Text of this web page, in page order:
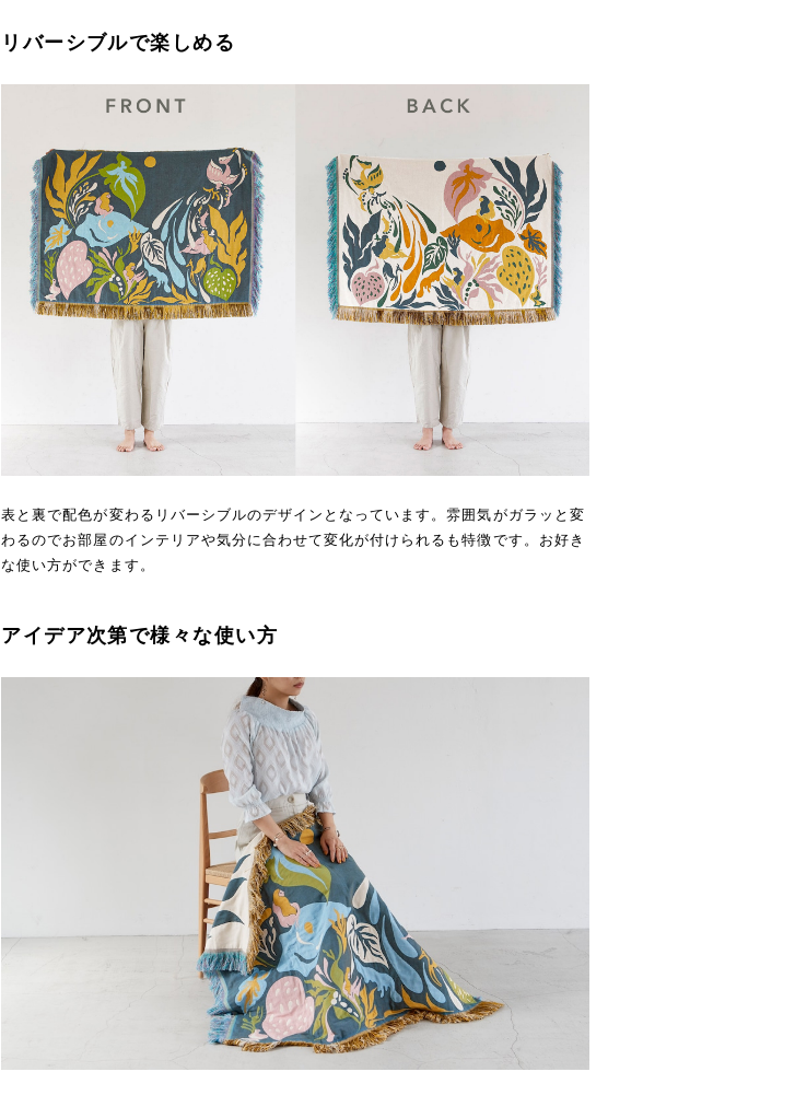
リバーシブルで楽しめる
表と裏で配色が変わるリバーシブルのデザインとなっています。雰囲気がガラッと変
わるのでお部屋のインテリアや気分に合わせて変化が付けられるも特徴です。お好き
な使い方ができます。
アイデア次第で様々な使い方